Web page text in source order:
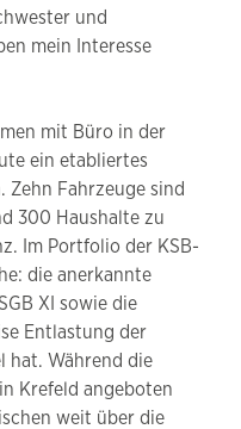
und
mein Interesse
mit Büro in der
ein etabliertes
Zehn Fahrzeuge sind
300 Haushalte zu
Im Portfolio der KSB-
die anerkannte
XI sowie die
Entlastung der
hat. Während die
Krefeld angeboten
weit über die